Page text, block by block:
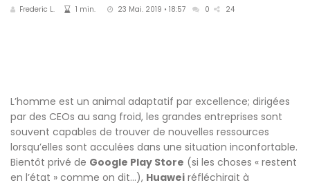
Frederic L. 1 min. 23 Mai. 2019 • 18:57 0 24
L’homme est un animal adaptatif par excellence; dirigées
par des CEOs au sang froid, les grandes entreprises sont
souvent capables de trouver de nouvelles ressources
lorsqu’elles sont acculées dans une situation inconfortable.
Bientôt privé de Google Play Store (si les choses « restent
en l’état » comme on dit…), Huawei réfléchirait à